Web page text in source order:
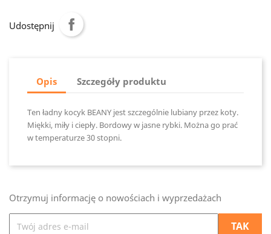
Udostępnij
Opis Szczegóły produktu
Ten ładny kocyk BEANY jest szczególnie lubiany przez koty.
Miękki, miły i ciepły. Bordowy w jasne rybki. Można go prać
w temperaturze 30 stopni.
Otrzymuj informację o nowościach i wyprzedażach